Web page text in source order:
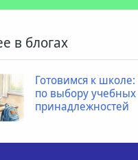
в блогах
Готовимся к
по выбору учебных
принадлежностей